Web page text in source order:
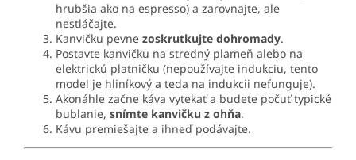
hrubšia ako na espresso) a zarovnajte, ale
nestláčajte.
Kanvičku pevne zoskrutkujte dohromady.
Postavte kanvičku na stredný plameň alebo na
elektrickú platničku (nepoužívajte indukciu, tento
model je hliníkový a teda na indukcii nefunguje).
Akonáhle začne káva vytekať a budete počuť typické
bublanie, snímte kanvičku z ohňa.
Kávu premiešajte a ihneď podávajte.